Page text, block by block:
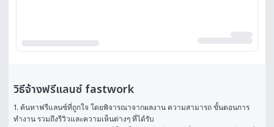
วิธีจ้างฟรีแลนซ์ fastwork
1. ค้นหาฟรีแลนซ์ที่ถูกใจ โดยพิจารณาจากผลงาน ความสามารถ ขั้นตอนการ
ทำงาน รวมถึงรีวิวและความเห็นต่างๆ ที่ได้รับ